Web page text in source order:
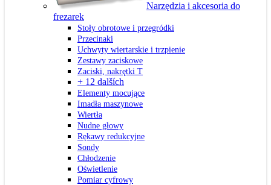
Narzędzia i akcesoria do
frezarek
Stoły obrotowe i przegródki
Przecinaki
Uchwyty wiertarskie i trzpienie
Zestawy zaciskowe
Zaciski, nakrętki T
+ 12 dalších
Elementy mocujące
Imadła maszynowe
Wiertła
Nudne głowy
Rękawy redukcyjne
Sondy
Chłodzenie
Oświetlenie
Pomiar cyfrowy